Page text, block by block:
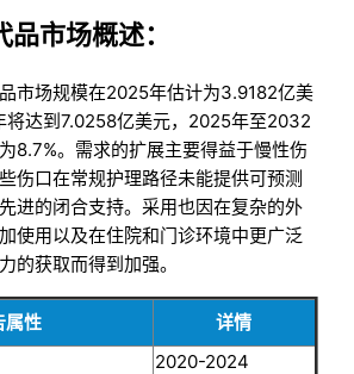
市场概述：
市场规模在2025年估计为3.9182亿美
达到7.0258亿美元，2025年至2032
8.7%。需求的扩展主要得益于慢性伤
伤口在常规护理路径未能提供可预测
进的闭合支持。采用也因在复杂的外
使用以及在住院和门诊环境中更广泛
的获取而得到加强。
属性
详情
2020-2024